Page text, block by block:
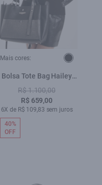
Mais cores:
Bolsa Tote Bag Hailey
Ellus Preto
R$ 1.100,00
R$ 659,00
6X de R$ 109,83 sem juros
40%
OFF